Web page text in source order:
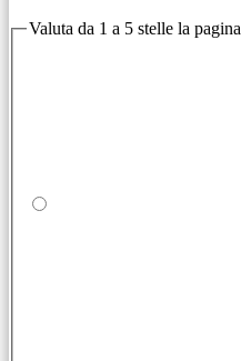
Valuta da 1 a 5 stelle la pagina